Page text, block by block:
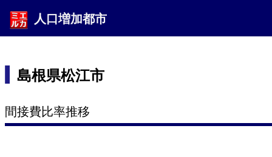
人口増加都市
島根県松江市
間接費比率推移